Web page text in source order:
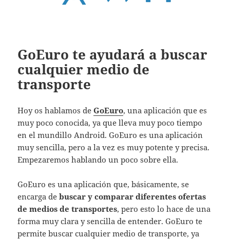
GoEuro te ayudará a buscar
cualquier medio de
transporte
Hoy os hablamos deGoEuro, una aplicación que es
muy poco conocida, ya que lleva muy poco tiempo
en el mundillo Android. GoEuro es una aplicación
muy sencilla, pero a la vez es muy potente y precisa.
Empezaremos hablando un poco sobre ella.
GoEuro es una aplicación que, básicamente, se
encarga debuscar y comparar diferentes ofertas
de medios de transportes, pero esto lo hace de una
forma muy clara y sencilla de entender. GoEuro te
permite buscar cualquier medio de transporte, ya